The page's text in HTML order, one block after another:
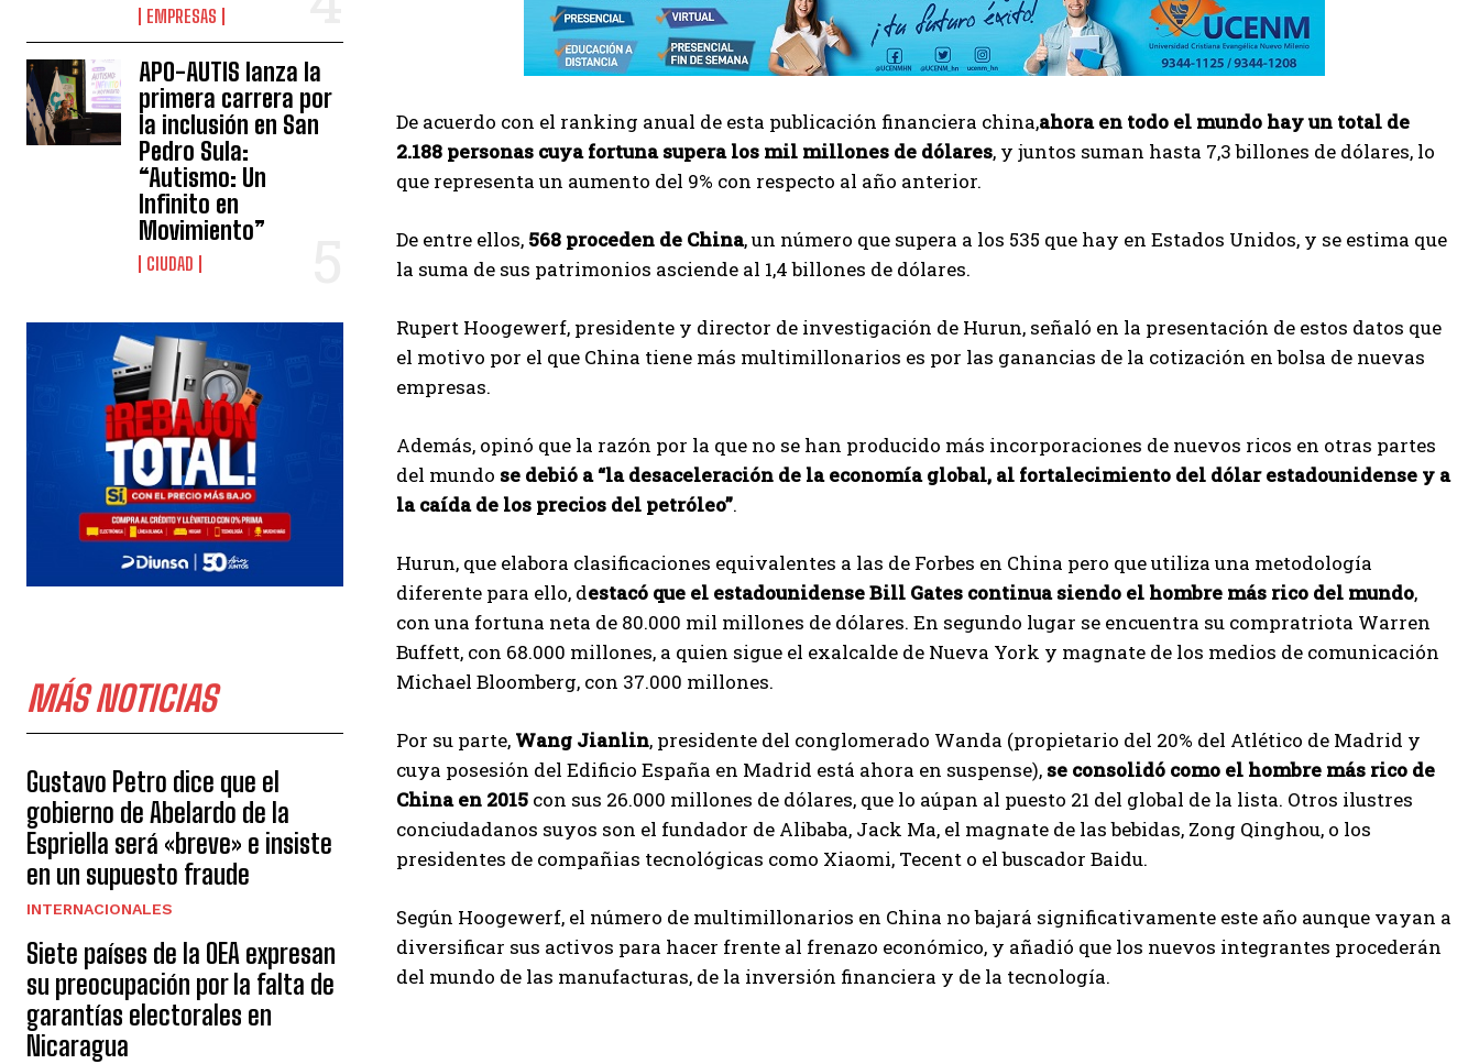
EMPRESAS
APO-AUTIS lanza la
primera carrera por
la inclusión en San
Pedro Sula:
“Autismo: Un
Infinito en
Movimiento”
CIUDAD
MÁS NOTICIAS
Gustavo Petro dice que el
gobierno de Abelardo de la
Espriella será «breve» e insiste
en un supuesto fraude
INTERNACIONALES
Siete países de la OEA expresan
su preocupación por la falta de
garantías electorales en
Nicaragua
De acuerdo con el ranking anual de esta publicación financiera china,ahora en todo el mundo hay un total de
2.188 personas cuya fortuna supera los mil millones de dólares, y juntos suman hasta 7,3 billones de dólares, lo
que representa un aumento del 9% con respecto al año anterior.
De entre ellos, 568 proceden de China, un número que supera a los 535 que hay en Estados Unidos, y se estima que
la suma de sus patrimonios asciende al 1,4 billones de dólares.
Rupert Hoogewerf, presidente y director de investigación de Hurun, señaló en la presentación de estos datos que
el motivo por el que China tiene más multimillonarios es por las ganancias de la cotización en bolsa de nuevas
empresas.
Además, opinó que la razón por la que no se han producido más incorporaciones de nuevos ricos en otras partes
del mundo se debió a “la desaceleración de la economía global, al fortalecimiento del dólar estadounidense y a
la caída de los precios del petróleo”.
Hurun, que elabora clasificaciones equivalentes a las de Forbes en China pero que utiliza una metodología
diferente para ello, destacó que el estadounidense Bill Gates continua siendo el hombre más rico del mundo,
con una fortuna neta de 80.000 mil millones de dólares. En segundo lugar se encuentra su compratriota Warren
Buffett, con 68.000 millones, a quien sigue el exalcalde de Nueva York y magnate de los medios de comunicación
Michael Bloomberg, con 37.000 millones.
Por su parte, Wang Jianlin, presidente del conglomerado Wanda (propietario del 20% del Atlético de Madrid y
cuya posesión del Edificio España en Madrid está ahora en suspense), se consolidó como el hombre más rico de
China en 2015 con sus 26.000 millones de dólares, que lo aúpan al puesto 21 del global de la lista. Otros ilustres
conciudadanos suyos son el fundador de Alibaba, Jack Ma, el magnate de las bebidas, Zong Qinghou, o los
presidentes de compañias tecnológicas como Xiaomi, Tecent o el buscador Baidu.
Según Hoogewerf, el número de multimillonarios en China no bajará significativamente este año aunque vayan a
diversificar sus activos para hacer frente al frenazo económico, y añadió que los nuevos integrantes procederán
del mundo de las manufacturas, de la inversión financiera y de la tecnología.